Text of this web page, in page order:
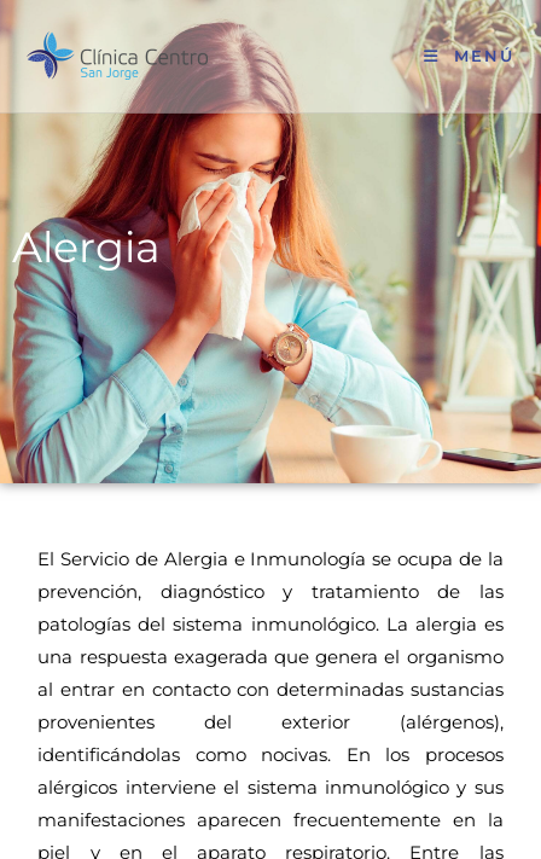
MENÚ
Alergia
El Servicio de Alergia e Inmunología se ocupa de la
prevención, diagnóstico y tratamiento de las
patologías del sistema inmunológico. La alergia es
una respuesta exagerada que genera el organismo
al entrar en contacto con determinadas sustancias
provenientes del exterior (alérgenos),
identificándolas como nocivas. En los procesos
alérgicos interviene el sistema inmunológico y sus
manifestaciones aparecen frecuentemente en la
piel y en el aparato respiratorio. Entre las